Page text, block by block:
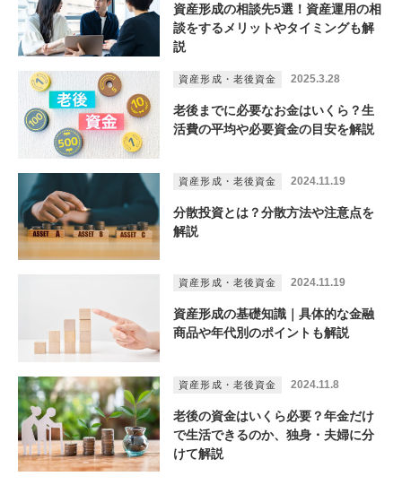
資産形成の相談先5選！資産運用の相
談をするメリットやタイミングも解
説
資産形成・老後資金 2025.3.28
老後までに必要なお金はいくら？生
活費の平均や必要資金の目安を解説
資産形成・老後資金 2024.11.19
分散投資とは？分散方法や注意点を
解説
資産形成・老後資金 2024.11.19
資産形成の基礎知識｜具体的な金融
商品や年代別のポイントも解説
資産形成・老後資金 2024.11.8
老後の資金はいくら必要？年金だけ
で生活できるのか、独身・夫婦に分
けて解説